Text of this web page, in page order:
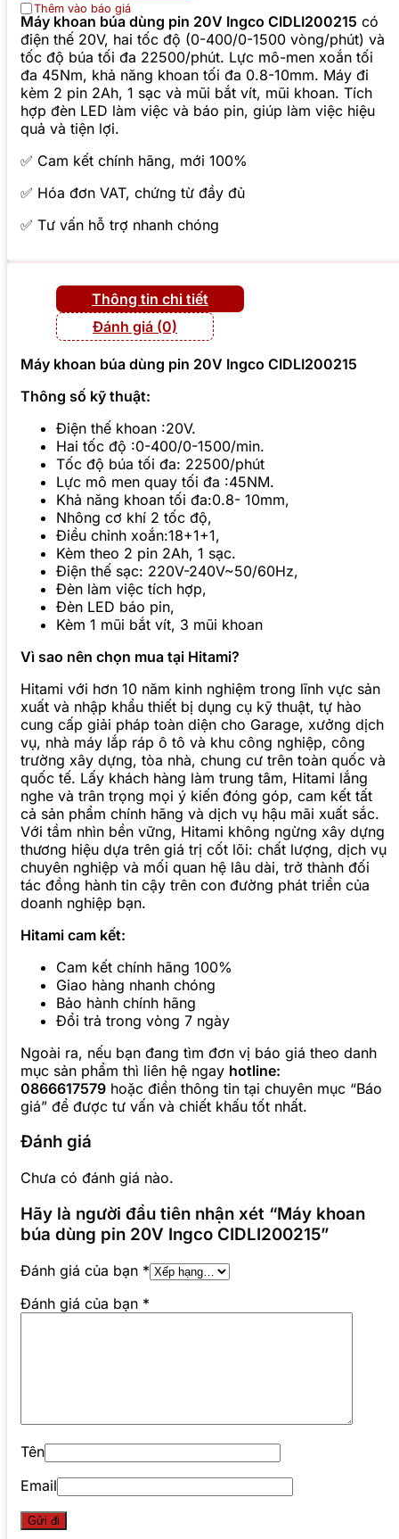
Thêm vào báo giá
Máy khoan búa dùng pin 20V Ingco CIDLI200215 có
điện thế 20V, hai tốc độ (0-400/0-1500 vòng/phút) và
tốc độ búa tối đa 22500/phút. Lực mô-men xoắn tối
đa 45Nm, khả năng khoan tối đa 0.8-10mm. Máy đi
kèm 2 pin 2Ah, 1 sạc và mũi bắt vít, mũi khoan. Tích
hợp đèn LED làm việc và báo pin, giúp làm việc hiệu
quả và tiện lợi.
✅ Cam kết chính hãng, mới 100%
✅ Hóa đơn VAT, chứng từ đầy đủ
✅ Tư vấn hỗ trợ nhanh chóng
Thông tin chi tiết
Đánh giá (0)
Máy khoan búa dùng pin 20V Ingco CIDLI200215
Thông số kỹ thuật:
Điện thế khoan :20V.
Hai tốc độ :0-400/0-1500/min.
Tốc độ búa tối đa: 22500/phút
Lực mô men quay tối đa :45NM.
Khả năng khoan tối đa:0.8- 10mm,
Nhông cơ khí 2 tốc độ,
Điều chỉnh xoắn:18+1+1,
Kèm theo 2 pin 2Ah, 1 sạc.
Điện thế sạc: 220V-240V~50/60Hz,
Đèn làm việc tích hợp,
Đèn LED báo pin,
Kèm 1 mũi bắt vít, 3 mũi khoan
Vì sao nên chọn mua tại Hitami?
Hitami với hơn 10 năm kinh nghiệm trong lĩnh vực sản
xuất và nhập khẩu thiết bị dụng cụ kỹ thuật, tự hào
cung cấp giải pháp toàn diện cho Garage, xưởng dịch
vụ, nhà máy lắp ráp ô tô và khu công nghiệp, công
trường xây dựng, tòa nhà, chung cư trên toàn quốc và
quốc tế. Lấy khách hàng làm trung tâm, Hitami lắng
nghe và trân trọng mọi ý kiến đóng góp, cam kết tất
cả sản phẩm chính hãng và dịch vụ hậu mãi xuất sắc.
Với tầm nhìn bền vững, Hitami không ngừng xây dựng
thương hiệu dựa trên giá trị cốt lõi: chất lượng, dịch vụ
chuyên nghiệp và mối quan hệ lâu dài, trở thành đối
tác đồng hành tin cậy trên con đường phát triển của
doanh nghiệp bạn.
Hitami cam kết:
Cam kết chính hãng 100%
Giao hàng nhanh chóng
Bảo hành chính hãng
Đổi trả trong vòng 7 ngày
Ngoài ra, nếu bạn đang tìm đơn vị báo giá theo danh
mục sản phẩm thì liên hệ ngay hotline:
0866617579 hoặc điền thông tin tại chuyên mục “Báo
giá” để được tư vấn và chiết khấu tốt nhất.
Đánh giá
Chưa có đánh giá nào.
Hãy là người đầu tiên nhận xét “Máy khoan
búa dùng pin 20V Ingco CIDLI200215”
Đánh giá của bạn *
Đánh giá của bạn *
Tên
Email